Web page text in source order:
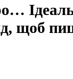
щоб